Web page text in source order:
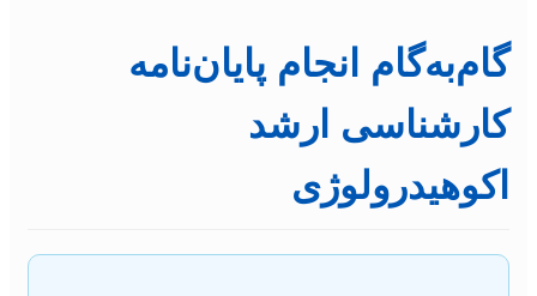
گام‌به‌گام انجام پایان‌نامه
کارشناسی ارشد
اکوهیدرولوژی